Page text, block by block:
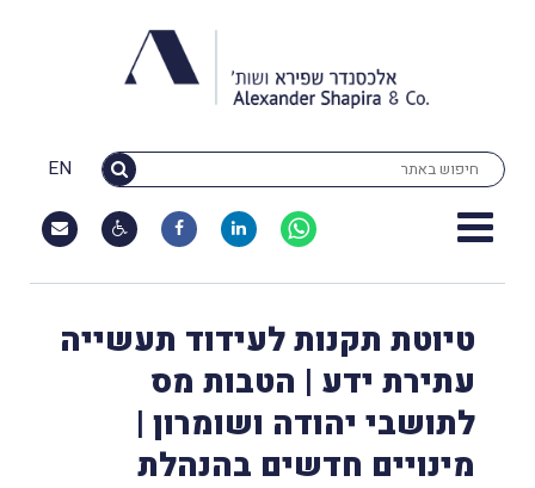
EN
טיוטת תקנות לעידוד תעשייה
עתירת ידע | הטבות מס
לתושבי יהודה ושומרון |
מינויים חדשים בהנהלת